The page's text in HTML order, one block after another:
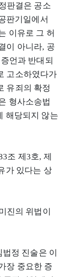
판결은 공소
판기일에서
이유로 그 허
이 아니라, 공
언과 반대되
고소하였다가
유죄의 확정
형사소송법
해당되지 않는
조 제3호, 제
가 있다는 상
진의 위법이
정 진술은 이
장 중요한 증